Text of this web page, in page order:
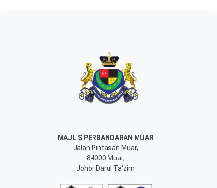
MAJLIS PERBANDARAN MUAR
Jalan Pintasan Muar,
84000 Muar,
Johor Darul Ta'zim